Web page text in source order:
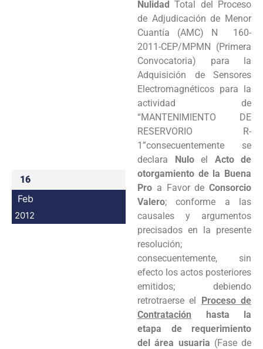
Programas
Intranet
16
Feb
2012
Nulidad Total del Proceso
de Adjudicación de Menor
Cuantía (AMC) N 160-
2011-CEP/MPMN (Primera
Convocatoria) para la
Adquisición de Sensores
Electromagnéticos para la
actividad de
“MANTENIMIENTO DE
RESERVORIO R-
1”consecuentemente se
declara Nuloel Acto de
otorgamiento de la Buena
Pro a Favor de Consorcio
Valero; conforme a las
causales y argumentos
precisados en la presente
resolución;
consecuentemente, sin
efecto los actos posteriores
emitidos; debiendo
retrotraerse el Proceso de
Contratación
hasta la
etapa de requerimiento
del área usuaria (Fase de